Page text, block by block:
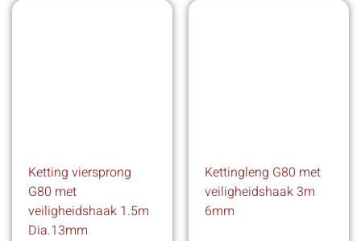
Ketting viersprong
G80 met
veiligheidshaak 1.5m
Dia.13mm
Kettingleng G80 met
veiligheidshaak 3m
6mm